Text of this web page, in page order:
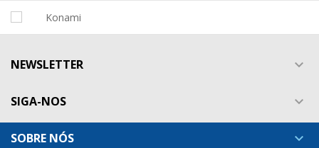
NEWSLETTER 
SIGA-NOS 
SOBRE NÓS 